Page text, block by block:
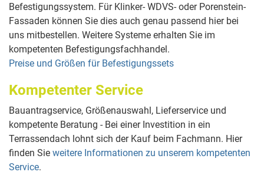
Befestigungssystem. Für Klinker- WDVS- oder Porenstein-
Fassaden können Sie dies auch genau passend hier bei
uns mitbestellen. Weitere Systeme erhalten Sie im
kompetenten Befestigungsfachhandel.
Preise und Größen für Befestigungssets
Kompetenter Service
Bauantragservice, Größenauswahl, Lieferservice und
kompetente Beratung - Bei einer Investition in ein
Terrassendach lohnt sich der Kauf beim Fachmann. Hier
finden Sie weitere Informationen zu unserem kompetenten
Service.